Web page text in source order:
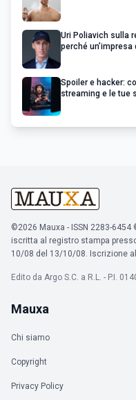
Uri Poliavich sulla
perché
Spoiler e hacker:
streaming e le tue
©2026 Mauxa - ISSN 2283-
iscritta al registro stampa
10/08 del 13/10/08. Iscrizione al
Edito da Argo S.C. a R.L. - P.I.
Mauxa
Chi siamo
Copyright
Privacy Policy